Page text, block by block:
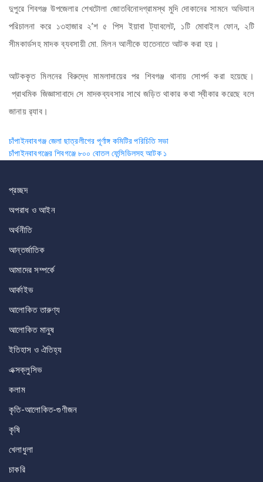
দুপুরে শিবগঞ্জ উপজেলার শেখটোলা জোতবিনোদগ্রামস্থ মুদি দোকানের সামনে অভিযান
পরিচালনা করে ১৩হাজার ২’শ ৫ পিস ইয়াবা ট্যাবলেট, ১টি মোবাইল ফোন, ২টি
সীমকার্ডসহ মাদক ব্যবসায়ী মো. মিলন আলীকে হাতেনাতে আটক করা হয়।
আটককৃত মিলনের বিরুদ্ধে মামলাদায়ের পর শিবগঞ্জ থানায় সোপর্দ করা হয়েছে।
প্রাথমিক জিজ্ঞাসাবাদে সে মাদকব্যবসার সাথে জড়িত থাকার কথা স্বীকার করেছে বলে
জানায় র‌্যাব।
Post
navigation
চাঁপাইনবাবগঞ্জ জেলা ছাত্রলীগের পূর্ণাঙ্গ কমিটির পরিচিতি সভা
চাঁপাইনবাবগঞ্জের শিবগঞ্জে ৮০০ বোতল ফেন্সিডিলসহ আটক ১
প্রচ্ছদ
অপরাধ ও আইন
অর্থনীতি
আন্তর্জাতিক
আমাদের সম্পর্কে
আর্কাইভ
আলোকিত তারুণ্য
আলোকিত মানুষ
ইতিহাস ও ঐতিহ্য
এক্সক্লুসিভ
কলাম
কৃতি-আলোকিত-গুণীজন
কৃষি
খেলাধুলা
চাকরি